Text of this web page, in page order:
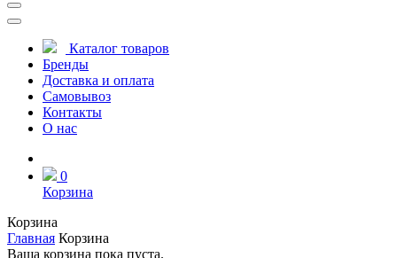
Каталог товаров
Бренды
Доставка и оплата
Самовывоз
Контакты
О нас
0
Корзина
Корзина
Главная Корзина
Ваша корзина пока пуста.